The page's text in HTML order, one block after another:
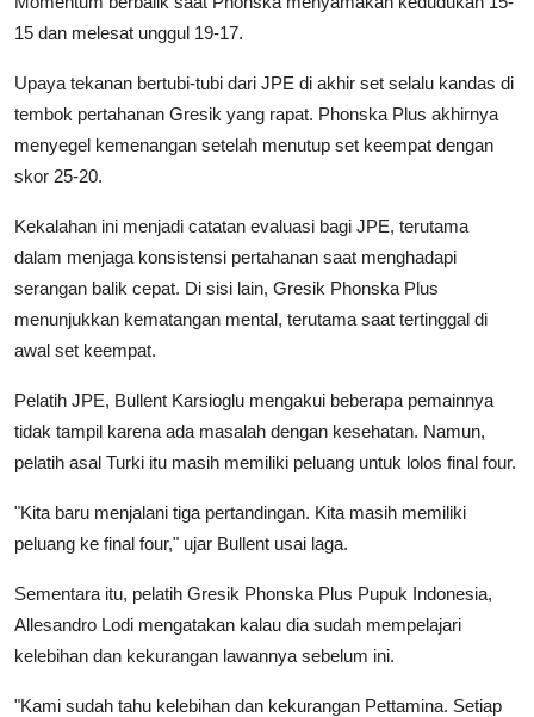
15 dan melesat unggul 19-17.
​Upaya tekanan bertubi-tubi dari JPE di akhir set selalu kandas di
tembok pertahanan Gresik yang rapat. Phonska Plus akhirnya
menyegel kemenangan setelah menutup set keempat dengan
skor 25-20.
​Kekalahan ini menjadi catatan evaluasi bagi JPE, terutama
dalam menjaga konsistensi pertahanan saat menghadapi
serangan balik cepat. Di sisi lain, Gresik Phonska Plus
menunjukkan kematangan mental, terutama saat tertinggal di
awal set keempat.
Pelatih JPE, Bullent Karsioglu mengakui beberapa pemainnya
tidak tampil karena ada masalah dengan kesehatan. Namun,
pelatih asal Turki itu masih memiliki peluang untuk lolos final four.
"Kita baru menjalani tiga pertandingan. Kita masih memiliki
peluang ke final four," ujar Bullent usai laga.
Sementara itu, pelatih Gresik Phonska Plus Pupuk Indonesia,
Allesandro Lodi mengatakan kalau dia sudah mempelajari
kelebihan dan kekurangan lawannya sebelum ini.
"Kami sudah tahu kelebihan dan kekurangan Pettamina. Setiap